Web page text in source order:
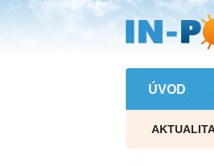
na
hlavní
obsah
ÚVOD